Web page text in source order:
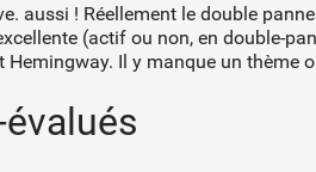
aussi ! Réellement le double
(actif ou non, en double-
Il y manque un